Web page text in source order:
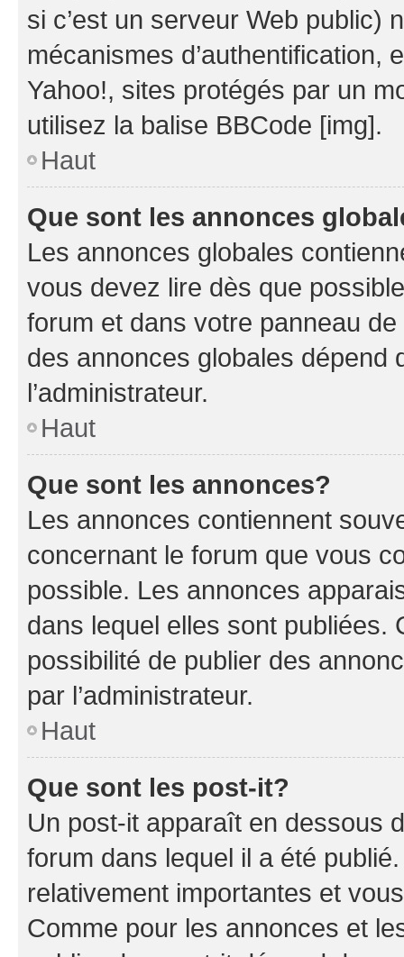
si c’est un serveur Web public)
mécanismes d’authentification,
Yahoo!, sites protégés par un
utilisez la balise BBCode [img].
Haut
Que sont les annonces
Les annonces globales
vous devez lire dès que
forum et dans votre panneau
des annonces globales dépend
l’administrateur.
Haut
Que sont les annonces?
Les annonces contiennent
concernant le forum que vous
possible. Les annonces
dans lequel elles sont publiées.
possibilité de publier des
par l’administrateur.
Haut
Que sont les post-it?
Un post-it apparaît en dessous
forum dans lequel il a été
relativement importantes et
Comme pour les annonces et